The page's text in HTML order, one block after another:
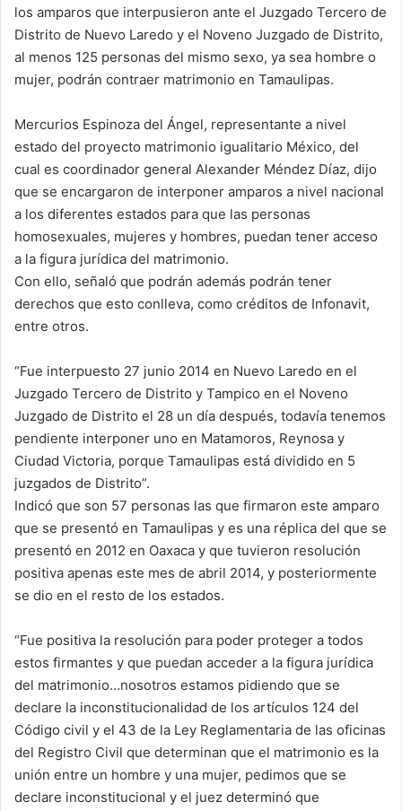
los amparos que interpusieron ante el Juzgado Tercero de
Distrito de Nuevo Laredo y el Noveno Juzgado de Distrito,
al menos 125 personas del mismo sexo, ya sea hombre o
mujer, podrán contraer matrimonio en Tamaulipas.
Mercurios Espinoza del Ángel, representante a nivel
estado del proyecto matrimonio igualitario México, del
cual es coordinador general Alexander Méndez Díaz, dijo
que se encargaron de interponer amparos a nivel nacional
a los diferentes estados para que las personas
homosexuales, mujeres y hombres, puedan tener acceso
a la figura jurídica del matrimonio.
Con ello, señaló que podrán además podrán tener
derechos que esto conlleva, como créditos de Infonavit,
entre otros.
“Fue interpuesto 27 junio 2014 en Nuevo Laredo en el
Juzgado Tercero de Distrito y Tampico en el Noveno
Juzgado de Distrito el 28 un día después, todavía tenemos
pendiente interponer uno en Matamoros, Reynosa y
Ciudad Victoria, porque Tamaulipas está dividido en 5
juzgados de Distrito”.
Indicó que son 57 personas las que firmaron este amparo
que se presentó en Tamaulipas y es una réplica del que se
presentó en 2012 en Oaxaca y que tuvieron resolución
positiva apenas este mes de abril 2014, y posteriormente
se dio en el resto de los estados.
“Fue positiva la resolución para poder proteger a todos
estos firmantes y que puedan acceder a la figura jurídica
del matrimonio…nosotros estamos pidiendo que se
declare la inconstitucionalidad de los artículos 124 del
Código civil y el 43 de la Ley Reglamentaria de las oficinas
del Registro Civil que determinan que el matrimonio es la
unión entre un hombre y una mujer, pedimos que se
declare inconstitucional y el juez determinó que